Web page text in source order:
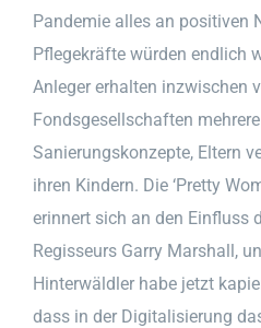
Pandemie alles an positiven
Pflegekräfte würden endlich
Anleger erhalten inzwischen
Fondsgesellschaften
Sanierungskonzepte, Eltern
ihren Kindern. Die ‘Pretty
erinnert sich an den Einfluss
Regisseurs Garry Marshall,
Hinterwäldler habe jetzt
dass in der Digitalisierung